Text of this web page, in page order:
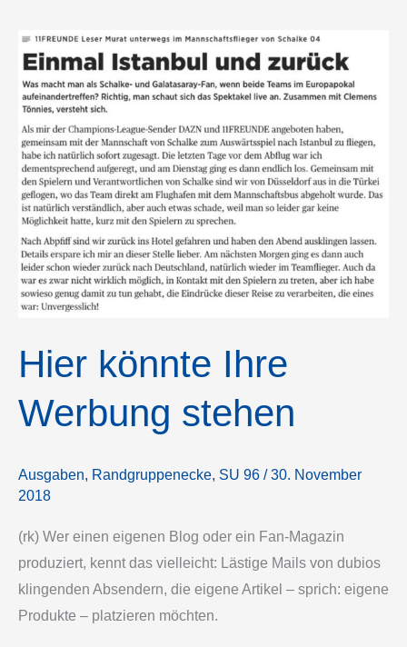
Nummer
Hier könnte Ihre
Werbung stehen
Ausgaben, Randgruppenecke, SU 96 /30. November
2018
(rk) Wer einen eigenen Blog oder ein Fan-Magazin
produziert, kennt das vielleicht: Lästige Mails von dubios
klingenden Absendern, die eigene Artikel – sprich: eigene
Produkte – platzieren möchten.